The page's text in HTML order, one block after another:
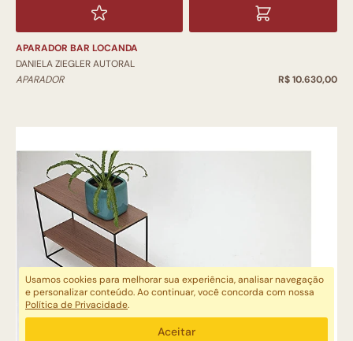
APARADOR BAR LOCANDA
DANIELA ZIEGLER AUTORAL
APARADOR
R$ 10.630,00
Usamos cookies para melhorar sua experiência, analisar navegação
e personalizar conteúdo. Ao continuar, você concorda com nossa
Política de Privacidade.
Aceitar